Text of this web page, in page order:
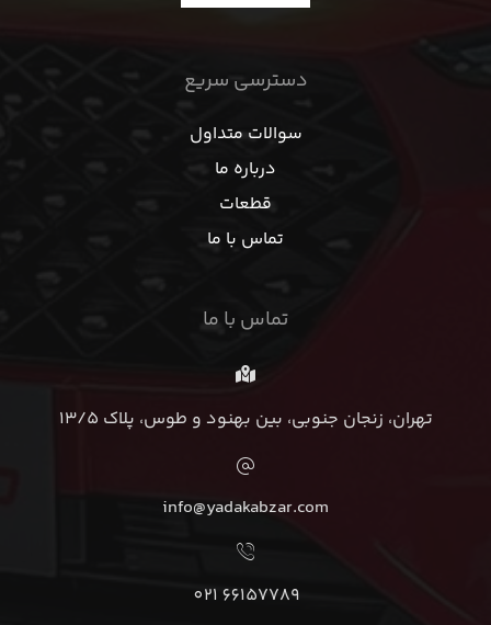
دسترسی سریع
سوالات متداول
درباره ما
قطعات
تماس با ما
تماس با ما
تهران، زنجان جنوبی، بین بهنود و طوس، پلاک 13/5
info@yadakabzar.com
66157789 021